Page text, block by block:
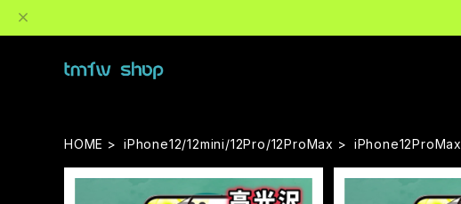
HOME iPhone12/12mini/12Pro/12ProMax iPhone12ProMax